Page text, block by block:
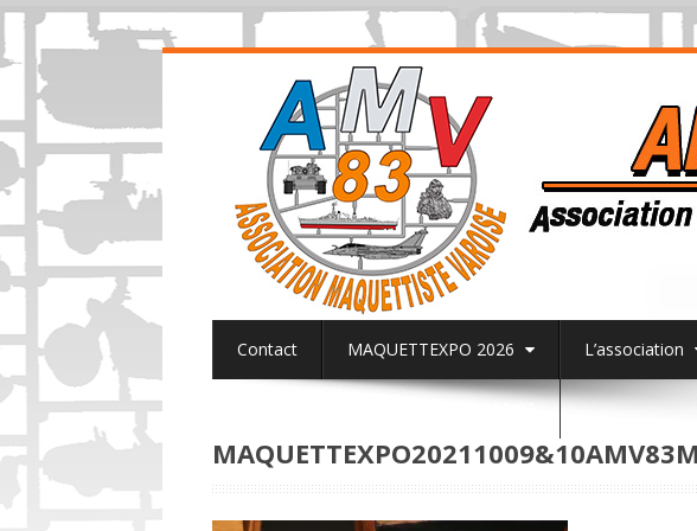
Contact MAQUETTEXPO 2026 L’association